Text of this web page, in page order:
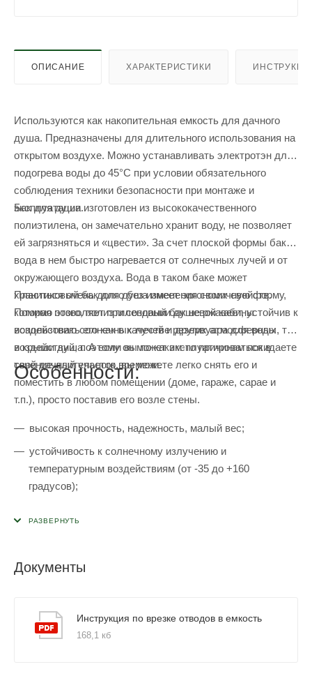
ОПИСАНИЕ ХАРАКТЕРИСТИКИ
Используются как накопительная емкость для дачного
душа. Предназначены для длительного использования на
открытом воздухе. Можно устанавливать электротэн для
подогрева воды до 45°С при условии обязательного
соблюдения техники безопасности при монтаже и
эксплуатации.
Бак для душа изготовлен из высококачественного
полиэтилена, он замечательно хранит воду, не позволяет
ей загрязняться и «цвести». За счет плоской формы бака
вода в нем быстро нагревается от солнечных лучей и от
окружающего воздуха. Вода в таком баке может
храниться очень долго без изменения своих свойств.
Помимо этого, полиэтиленовый бак не ржавеет, устойчив к
воздействию солнечных лучей и других атмосферных
воздействий, поэтому он может эксплуатироваться в
течение длительного времени.
Пластиковый бак для душа имеет эргономичную форму,
которая позволяет при создании душевой кабины
использовать его как в качестве резервуара для воды, так
и крыши душа. А если вы по каким-то причинам покидаете
свой дачный участок, вы можете легко снять его и
поместить в любом помещении (доме, гараже, сарае и
т.п.), просто поставив его возле стены.
Особенности:
высокая прочность, надежность, малый вес;
устойчивость к солнечному излучению и
температурным воздействиям (от -35 до +160
градусов);
агрессивной среде;
цвету бака;
плоская форма бака – позволяет устанавливать его
Документы
Инструкция по врезке отводов в емкость
168,1 кб